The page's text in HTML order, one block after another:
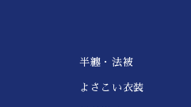
半纏・法被
よさこい衣装